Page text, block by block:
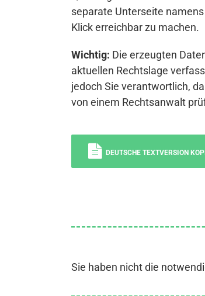
separate Unterseite
Klick erreichbar zu machen.
Wichtig: Die erzeugten
aktuellen Rechtslage
jedoch Sie verantwortlich,
von einem Rechtsanwalt
DEUTSCHE TEXTVERSION
Sie haben nicht die